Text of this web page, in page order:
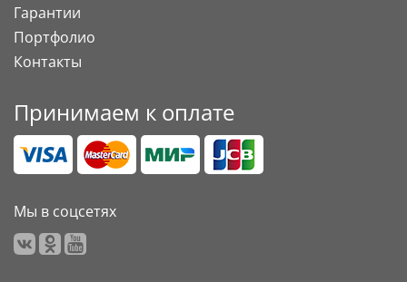
Гарантии
Портфолио
Контакты
Принимаем к оплате
Мы в соцсетях